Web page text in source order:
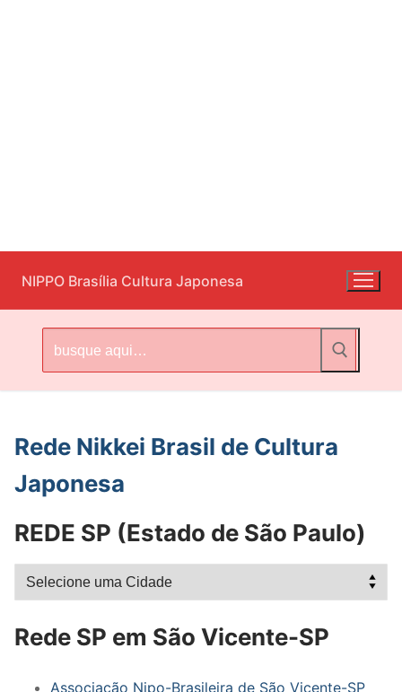
para
o
conteúdo
NIPPO Brasília Cultura Japonesa
por:
Rede Nikkei Brasil de Cultura
Japonesa
REDE SP (Estado de São Paulo)
Rede SP em São Vicente-SP
Associação Nipo-Brasileira de São Vicente-SP